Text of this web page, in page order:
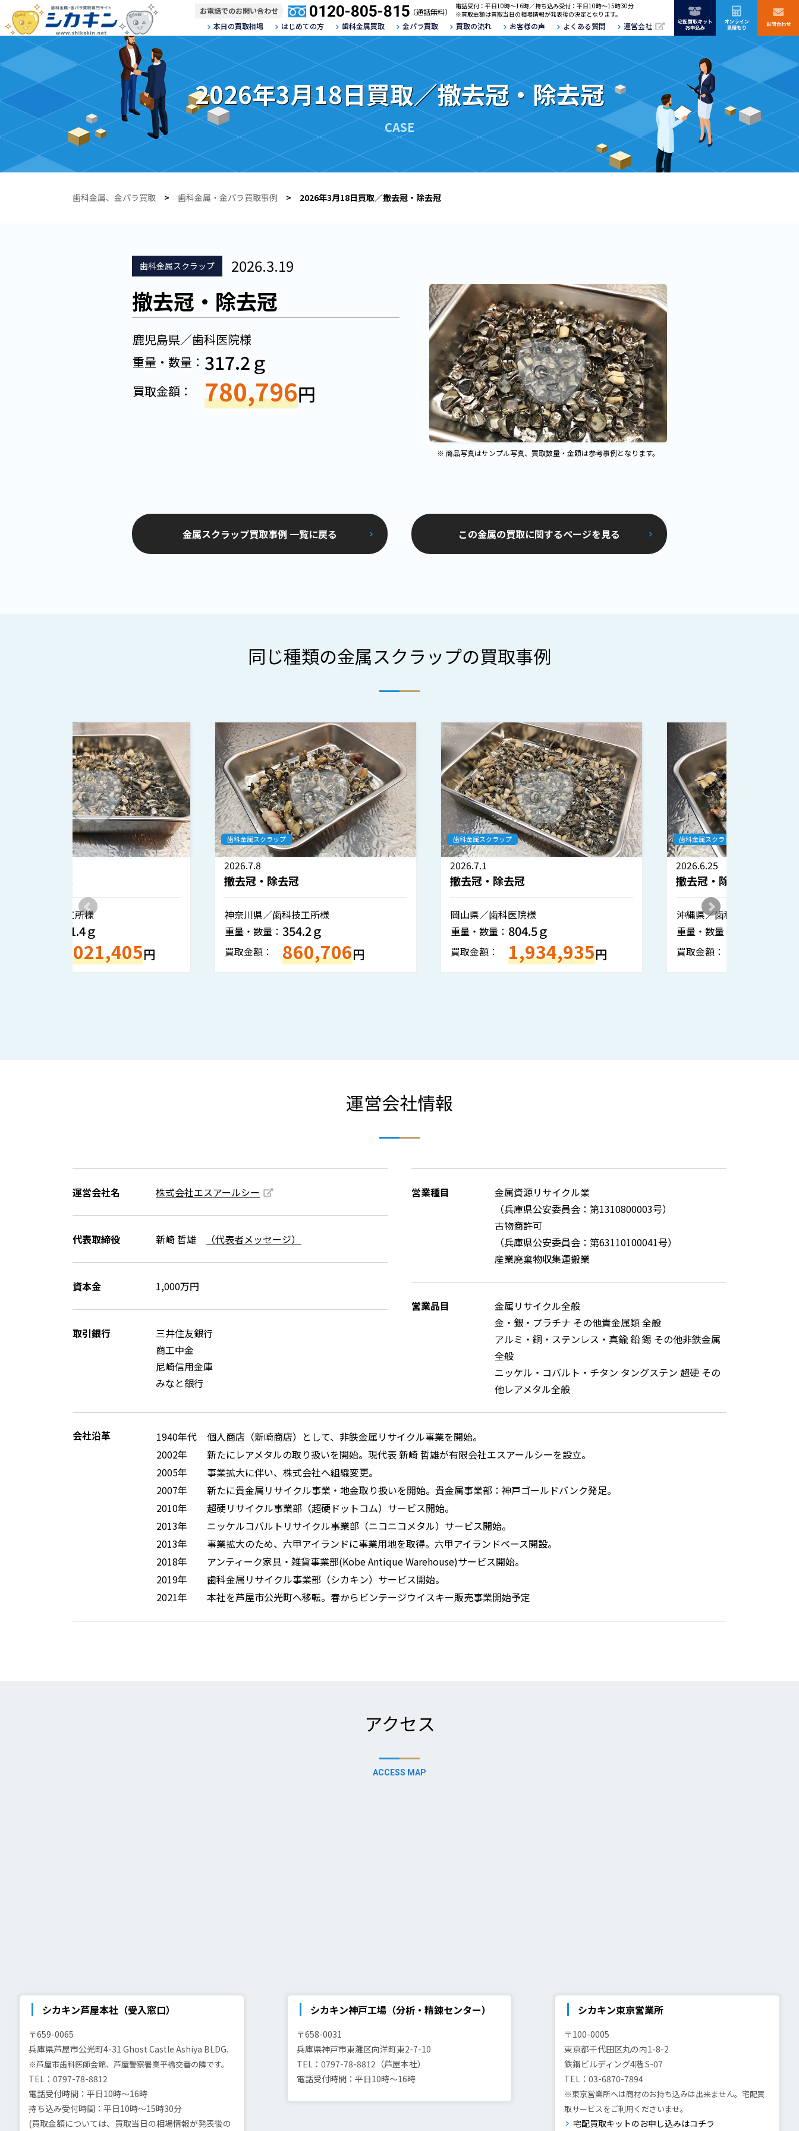
お電話でのお問い合わせ 0120-805-815（通話無料）
電話受付：平日10時～16時／持ち込み受付：平日10時～15時30分
※買取金額は買取当日の相場情報が発表後の決定となります。
本日の買取相場 はじめての方 歯科金属買取 金パラ買取 買取の流れ お客様の声 よくある質問 運営会社
2026年3月18日買取／撤去冠・除去冠
CASE
歯科金属、金パラ買取 > 歯科金属・金パラ買取事例 > 2026年3月18日買取／撤去冠・除去冠
歯科金属スクラップ 2026.3.19
※ 商品写真はサンプル写真、買取数量・金額は参考事例となります。
撤去冠・除去冠
鹿児島県／歯科医院様
重量・数量： 317.2ｇ
買取金額： 780,796円
金属スクラップ買取事例 一覧に戻る この金属の買取に関するページを見る
同じ種類の金属スクラップの買取事例
歯科金属スクラップ
神奈川県／歯科技工所様
重量・数量：
買取金額： 860,706
歯科金属スクラップ
岡山県／歯科医院様
重量・数量：
買取金額： 1,934,935円
歯科金属スクラップ
沖縄県／歯科技工所様
重量・数量：
買取金額： 688,194
運営会社情報
運営会社名 株式会社エスアールシー
代表取締役 新崎 哲雄 （代表者メッセージ）
資本金 1,000万円
取引銀行
三井住友銀行
商工中金
尼崎信用金庫
みなと銀行
営業種目
金属資源リサイクル業
（兵庫県公安委員会：第1310800003号）
古物商許可
（兵庫県公安委員会：第63110100041号）
産業廃棄物収集運搬業
営業品目
金属リサイクル全般
金・銀・プラチナ その他貴金属類 全般
アルミ・銅・ステンレス・真鍮 鉛 錫 その他非鉄金属
全般
ニッケル・コバルト・チタン タングステン 超硬 その
他レアメタル全般
会社沿革 1940年代
個人商店（新崎商店）として、非鉄金属リサイクル事業を開始。
2002年
新たにレアメタルの取り扱いを開始。現代表 新崎 哲雄が有限会社エスアールシーを設立。
2005年
事業拡大に伴い、株式会社へ組織変更。
2007年
新たに貴金属リサイクル事業・地金取り扱いを開始。貴金属事業部：神戸ゴールドバンク発足。
2010年
超硬リサイクル事業部（超硬ドットコム）サービス開始。
2013年
ニッケルコバルトリサイクル事業部（ニコニコメタル）サービス開始。
2013年
事業拡大のため、六甲アイランドに事業用地を取得。六甲アイランドベース開設。
2018年
アンティーク家具・雑貨事業部(Kobe Antique Warehouse)サービス開始。
2019年
歯科金属リサイクル事業部（シカキン）サービス開始。
2021年
本社を芦屋市公光町へ移転。春からビンテージウイスキー販売事業開始予定
アクセス
ACCESS MAP
シカキン芦屋本社（受入窓口）
〒659-0065
兵庫県芦屋市公光町4-31Ghost Castle Ashiya BLDG.
※芦屋市歯科医師会館、芦屋警察署業平橋交番の隣です。
TEL：0797-78-8812
電話受付時間：平日10時～16時
持ち込み受付時間：平日10時～15時30分
(買取金額については、買取当日の相場情報が発表後の
シカキン神戸工場（分析・精錬センター）
〒658-0031
兵庫県神戸市東灘区向洋町東2-7-10
TEL：0797-78-8812（芦屋本社）
電話受付時間：平日10時～16時
シカキン東京営業所
〒100-0005
東京都千代田区丸の内1-8-2
鉄鋼ビルディング4階 S-07
TEL：03-6870-7894
※東京営業所へは商材のお持ち込みは出来ません。宅配買
取サービスをご利用くださいませ。
宅配買取キットのお申し込みはコチラ